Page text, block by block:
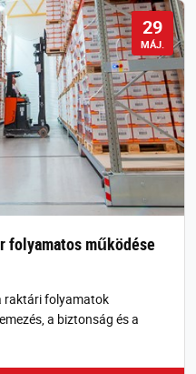
29
MÁJ.
folyamatos működése
raktári folyamatok
a biztonság és a